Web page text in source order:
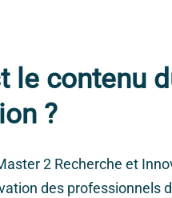
le contenu
?
2 Recherche et
des professionnels